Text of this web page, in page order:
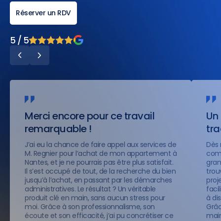
Réserver un RDV
5 / 5
Merci encore pour ce travail
remarquable !
J’ai eu la chance de faire appel aux services de
M. Regnier pour l’achat de mon appartement à
Nantes, et je ne pourrais pas être plus satisfait.
Il s’est occupé de tout, de la recherche du bien
jusqu’à l’achat, en passant par les démarches
administratives. Le résultat ? Un véritable
produit clé en main, sans aucun stress pour
moi. Grâce à son professionnalisme, son
écoute et son efficacité, j’ai pu concrétiser ce
à